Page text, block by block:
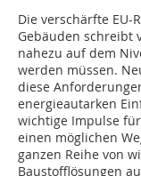
Die verschärfte EU-
Gebäuden schreibt
nahezu auf dem
werden müssen.
diese
energieautarken
wichtige Impulse
einen möglichen
ganzen Reihe von
Baustofflösungen